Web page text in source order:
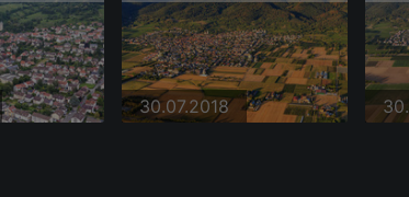
30.07.2018